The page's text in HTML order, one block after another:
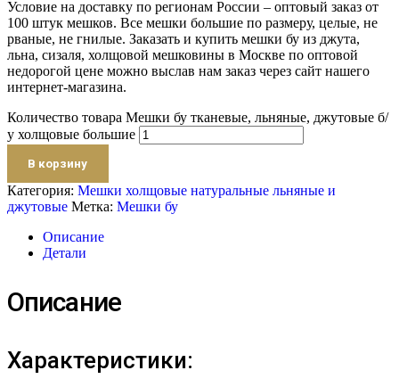
Условие на доставку по регионам России – оптовый заказ от
100 штук мешков. Все мешки большие по размеру, целые, не
рваные, не гнилые. Заказать и купить мешки бу из джута,
льна, сизаля, холщовой мешковины в Москве по оптовой
недорогой цене можно выслав нам заказ через сайт нашего
интернет-магазина.
Количество товара Мешки бу тканевые, льняные, джутовые б/
у холщовые большие
В корзину
Категория: Мешки холщовые натуральные льняные и
джутовые Метка: Мешки бу
Описание
Детали
Описание
Характеристики: